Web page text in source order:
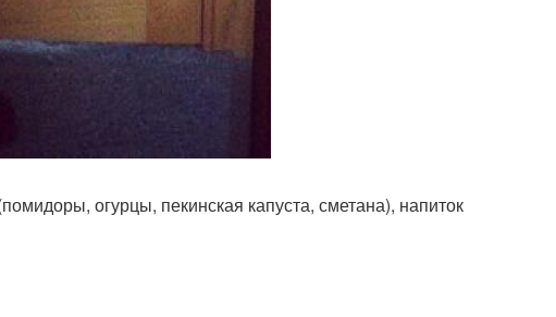
огурцы, пекинская капуста, сметана), напиток